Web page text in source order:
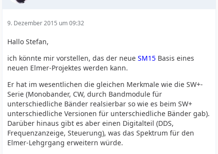
9. Dezember 2015 um 09:32
Hallo Stefan,
ich könnte mir vorstellen, das der neueSM15 Basis eines
neuen Elmer-Projektes werden kann.
Er hat im wesentlichen die gleichen Merkmale wie die SW+-
Serie (Monobander, CW, durch Bandmodule für
unterschiedliche Bänder realsierbar so wie es beim SW+
unterschiedliche Versionen für unterschiedliche Bänder gab).
Darüber hinaus gibt es aber einen Digitalteil (DDS,
Frequenzanzeige, Steuerung), was das Spektrum für den
Elmer-Lehgrgang erweitern würde.